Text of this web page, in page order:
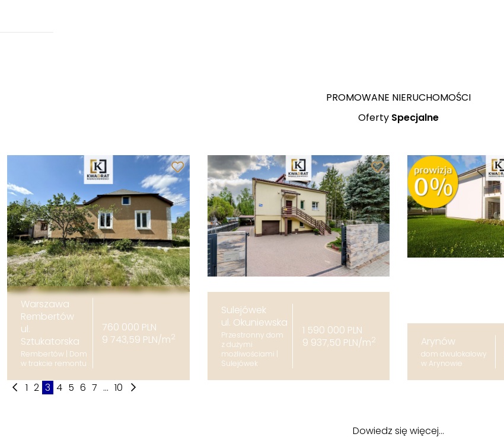
PROMOWANE NIERUCHOMOŚCI
Oferty Specjalne
Warszawa
Rembertów
ul.
Sztukatorska
Rembertów | Dom
w trakcie remontu
760 000 PLN
9 743,59 PLN/m2
Sulejówek
ul. Okuniewska
Przestronny dom
z dużymi
możliwościami |
Sulejówek
1 590 000 PLN
9 937,50 PLN/m2 Arynów
dom dwulokalowy
w Arynowie
1 2 3 4 5 6 7 ... 10
Dowiedz się więcej…